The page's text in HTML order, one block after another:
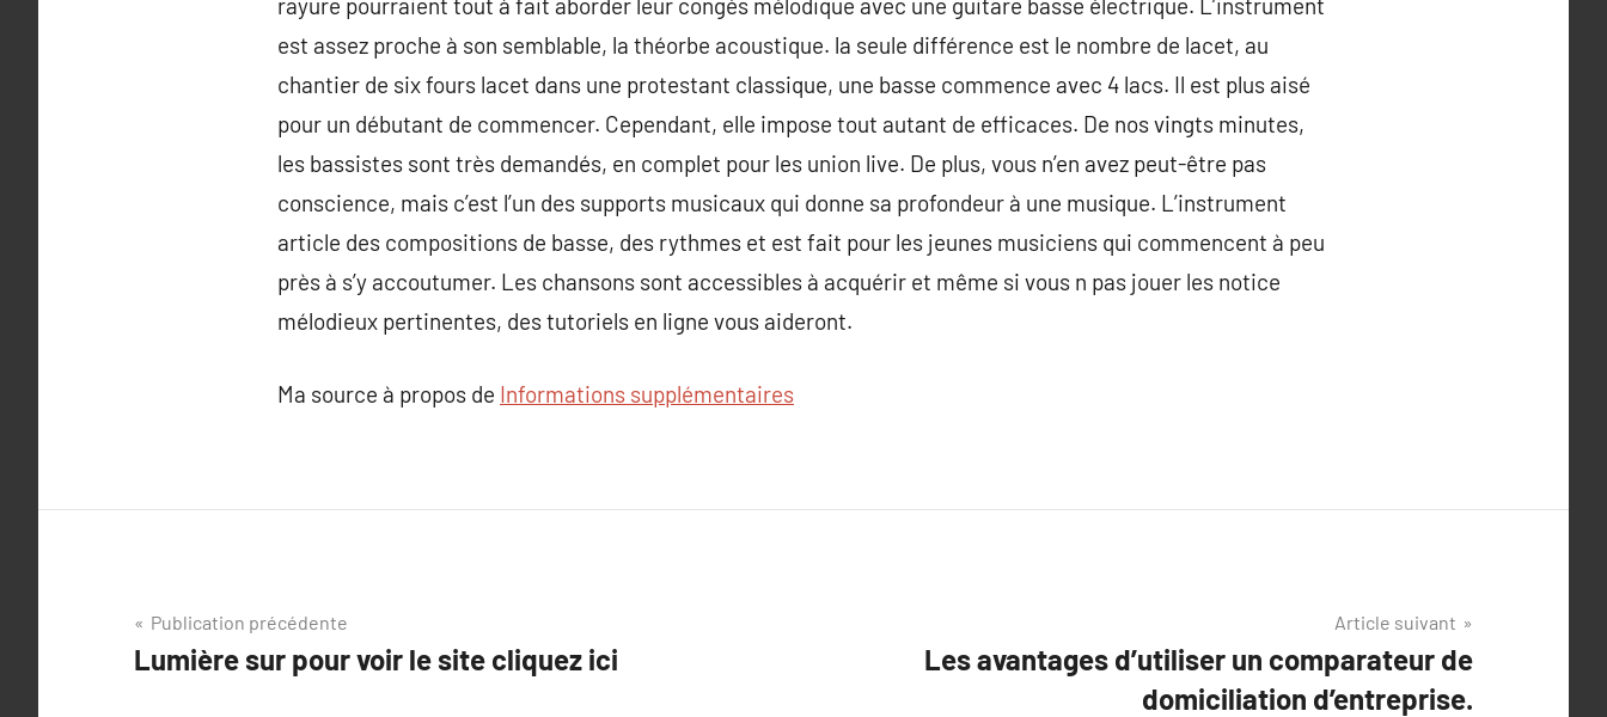
est assez proche à son semblable, la théorbe acoustique. la seule différence est le nombre de lacet, au
chantier de six fours lacet dans une protestant classique, une basse commence avec 4 lacs. Il est plus aisé
pour un débutant de commencer. Cependant, elle impose tout autant de efficaces. De nos vingts minutes,
les bassistes sont très demandés, en complet pour les union live. De plus, vous n’en avez peut-être pas
conscience, mais c’est l’un des supports musicaux qui donne sa profondeur à une musique. L’instrument
article des compositions de basse, des rythmes et est fait pour les jeunes musiciens qui commencent à peu
près à s’y accoutumer. Les chansons sont accessibles à acquérir et même si vous n pas jouer les notice
mélodieux pertinentes, des tutoriels en ligne vous aideront.
Ma source à propos de Informations supplémentaires
Navigation
de
Publication précédente
Lumière sur pour voir le site cliquez ici
Article suivant
Les avantages d’utiliser un comparateur de
domiciliation d’entreprise.